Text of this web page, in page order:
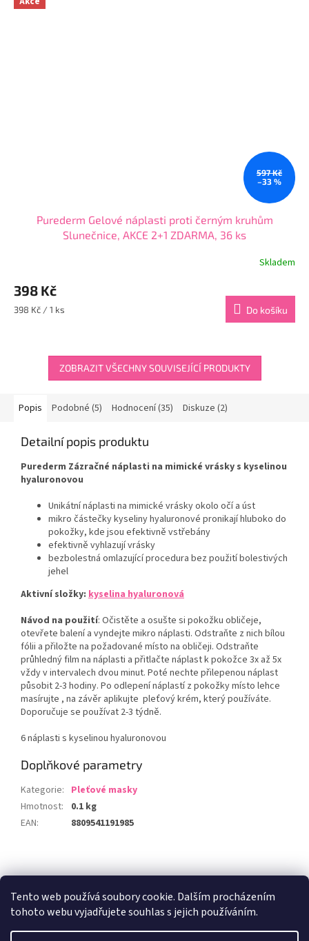
Tento web používá soubory cookie. Dalším procházením
tohoto webu vyjadřujete souhlas s jejich používáním.
5
597 Kč
–33 %
Purederm Gelové náplasti proti černým kruhům
Slunečnice, AKCE 2+1 ZDARMA, 36 ks
produktu
je
4,6
hvězdiček.
Skladem
398 Kč
Měrná
398 Kč / 1 ks Do košíku
ZOBRAZIT VŠECHNY SOUVISEJÍCÍ PRODUKTY
Popis Podobné (5) Hodnocení (35) Diskuze (2)
Detailní popis produktu
Purederm Zázračné náplasti na mimické vrásky s kyselinou
hyaluronovou
Unikátní náplasti na mimické vrásky okolo očí a úst
mikro částečky kyseliny hyaluronové pronikají hluboko do
pokožky, kde jsou efektivně vstřebány
efektivně vyhlazují vrásky
bezbolestná omlazující procedura bez použití bolestivých
jehel
Aktivní složky: kyselina hyaluronová
Návod na použití: Očistěte a osušte si pokožku obličeje,
otevřete balení a vyndejte mikro náplasti. Odstraňte z nich bílou
fólii a přiložte na požadované místo na obličeji. Odstraňte
průhledný film na náplasti a přitlačte náplast k pokožce 3x až 5x
vždy v intervalech dvou minut. Poté nechte přilepenou náplast
působit 2-3 hodiny. Po odlepení náplastí z pokožky místo lehce
masírujte , na závěr aplikujte pleťový krém, který používáte.
Doporučuje se používat 2-3 týdně.
6 náplasti s kyselinou hyaluronovou
Doplňkové parametry
Kategorie: Pleťové masky
Hmotnost:
0.1 kg
EAN: 8809541191985
á